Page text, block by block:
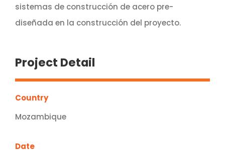
sistemas de construcción de acero pre-
diseñada en la construcción del proyecto.
Project Detail
Country
Mozambique
Date